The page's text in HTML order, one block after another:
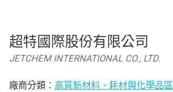
超特國際股份有限公司
JETCHEM INTERNATIONAL CO., LTD.
廠商分類： 高質新材料、耗材與化學品區